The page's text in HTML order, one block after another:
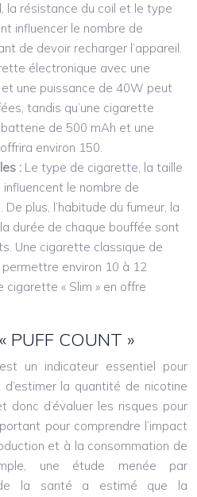
la résistance du coil et le type
influencer le nombre de
de devoir recharger l’appareil.
électronique avec une
une puissance de 40W peut
tandis qu’une cigarette
de 500 mAh et une
environ 150.
: Le type de cigarette, la taille
le nombre de
plus, l’habitude du fumeur, la
durée de chaque bouffée sont
Une cigarette classique de
permettre environ 10 à 12
cigarette « Slim » en offre
PUFF COUNT »
un indicateur essentiel pour
la quantité de nicotine
donc d’évaluer les risques pour
pour comprendre l’impact
et à la consommation de
une étude menée par
de la santé a estimé que la